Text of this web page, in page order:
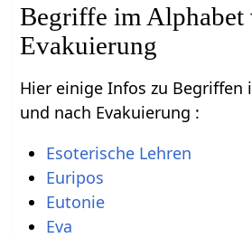
Begriffe im Alphabet
Evakuierung
Hier einige Infos zu Begriffen
und nach Evakuierung :
Esoterische Lehren
Euripos
Eutonie
Eva